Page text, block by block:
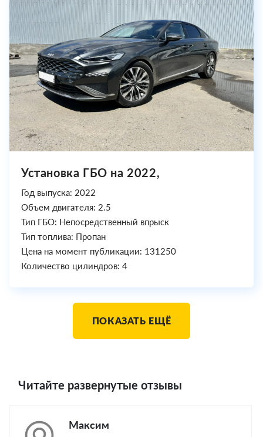
Установка ГБО на 2022,
Год выпуска: 2022
Объем двигателя: 2.5
Тип ГБО: Непосредственный впрыск
Тип топлива: Пропан
Цена на момент публикации: 131250
Количество цилиндров: 4
ПОКАЗАТЬ ЕЩЁ
Читайте развернутые отзывы
Максим